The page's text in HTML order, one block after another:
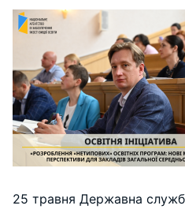
25 травня Державна